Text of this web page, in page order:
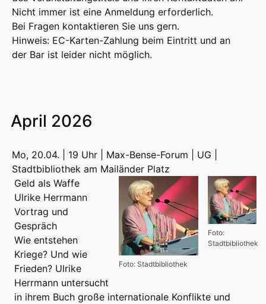
Nicht immer ist eine Anmeldung erforderlich.
Bei Fragen kontaktieren Sie uns gern.
Hinweis: EC-Karten-Zahlung beim Eintritt und an
der Bar ist leider nicht möglich.
April 2026
Mo, 20.04. | 19 Uhr | Max-Bense-Forum | UG |
Stadtbibliothek am Mailänder Platz
Foto:
Stadtbibliothek
Foto: Stadtbibliothek
Geld als Waffe
Ulrike Herrmann
Vortrag und
Gespräch
Wie entstehen
Kriege? Und wie
Frieden? Ulrike
Herrmann untersucht
in ihrem Buch große internationale Konflikte und